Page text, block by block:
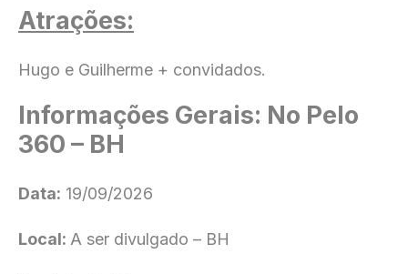
Atrações:
Hugo e Guilherme + convidados.
Informações Gerais: No Pelo
360 – BH
Data: 19/09/2026
Local: A ser divulgado – BH